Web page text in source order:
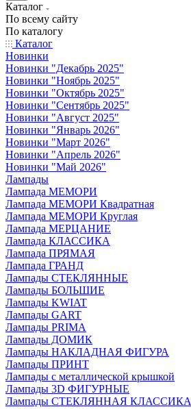
Каталог
По всему сайту
По каталогу
Каталог
Новинки
Новинки "Декабрь 2025"
Новинки "Ноябрь 2025"
Новинки "Октябрь 2025"
Новинки "Сентябрь 2025"
Новинки "Август 2025"
Новинки "Январь 2026"
Новинки "Март 2026"
Новинки "Апрель 2026"
Новинки "Май 2026"
Лампады
Лампада МЕМОРИ
Лампада МЕМОРИ Квадратная
Лампада МЕМОРИ Круглая
Лампада МЕРЦАНИЕ
Лампада КЛАССИКА
Лампада ПРЯМАЯ
Лампада ГРАНД
Лампады СТЕКЛЯННЫЕ
Лампады БОЛЬШИЕ
Лампады KWIAT
Лампады GART
Лампады PRIMA
Лампады ДОМИК
Лампады НАКЛАДНАЯ ФИГУРА
Лампады ПРИНТ
Лампады с металлической крышкой
Лампады 3D ФИГУРНЫЕ
Лампады СТЕКЛЯННАЯ КЛАССИКА